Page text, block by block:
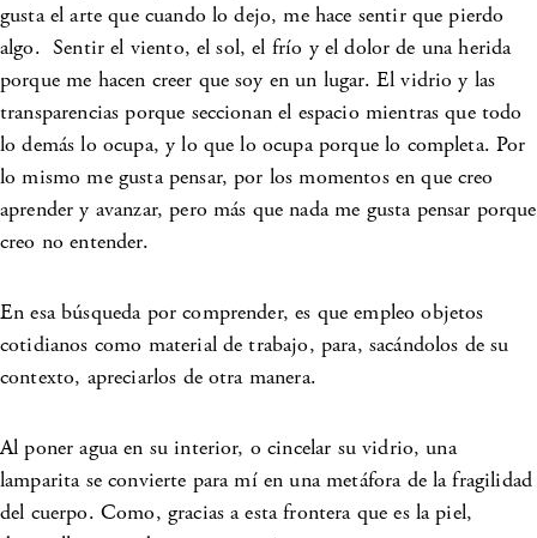
gusta el arte que cuando lo dejo, me hace sentir que pierdo
algo. Sentir el viento, el sol, el frío y el dolor de una herida
porque me hacen creer que soy en un lugar. El vidrio y las
transparencias porque seccionan el espacio mientras que todo
lo demás lo ocupa, y lo que lo ocupa porque lo completa. Por
lo mismo me gusta pensar, por los momentos en que creo
aprender y avanzar, pero más que nada me gusta pensar porque
creo no entender.
En esa búsqueda por comprender, es que empleo objetos
cotidianos como material de trabajo, para, sacándolos de su
contexto, apreciarlos de otra manera.
Al poner agua en su interior, o cincelar su vidrio, una
lamparita se convierte para mí en una metáfora de la fragilidad
del cuerpo. Como, gracias a esta frontera que es la piel,